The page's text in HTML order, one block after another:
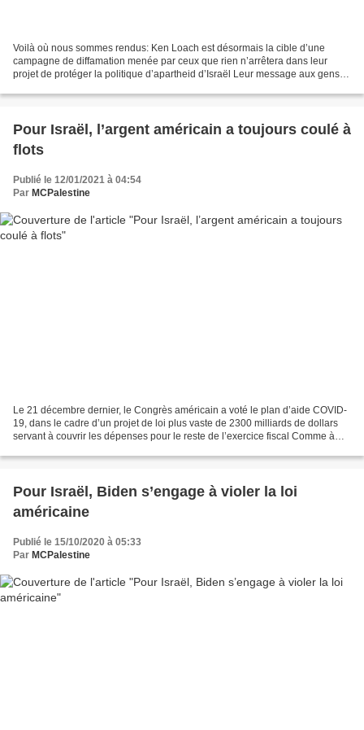
Voilà où nous sommes rendus: Ken Loach est désormais la cible d’une
campagne de diffamation menée par ceux que rien n’arrêtera dans leur
projet de protéger la politique d’apartheid d’Israël Leur message aux gens
Pour Israël, l’argent américain a toujours coulé à
flots
Publié le 12/01/2021 à 04:54
Par MCPalestine
Le 21 décembre dernier, le Congrès américain a voté le plan d’aide COVID-
19, dans le cadre d’un projet de loi plus vaste de 2300 milliards de dollars
servant à couvrir les dépenses pour le reste de l’exercice fiscal Comme à
Pour Israël, Biden s’engage à violer la loi
américaine
Publié le 15/10/2020 à 05:33
Par MCPalestine